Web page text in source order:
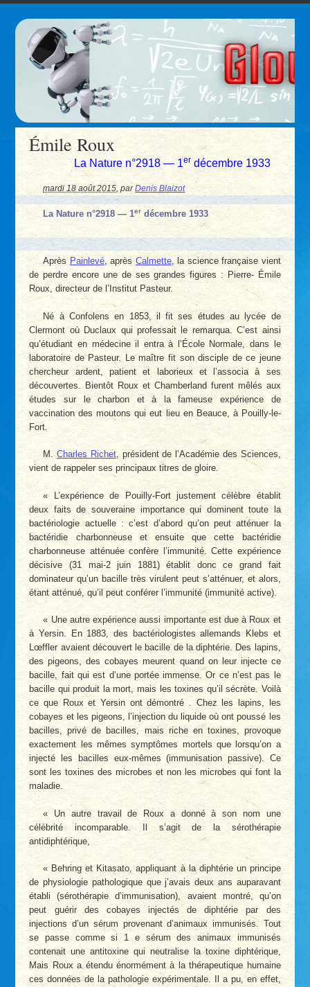
Émile Roux
La Nature n°2918 — 1erdécembre 1933
mardi 18 août 2015,parDenis Blaizot
La Nature n°2918 — 1er décembre 1933
AprèsPainlevé, aprèsCalmette, la science française vient
de perdre encore une de ses grandes figures : Pierre- Émile
Roux, directeur de l’Institut Pasteur.
Né à Confolens en 1853, il fit ses études au lycée de
Clermont où Duclaux qui professait le remarqua. C’est ainsi
qu’étudiant en médecine il entra à l’École Normale, dans le
laboratoire de Pasteur. Le maître fit son disciple de ce jeune
chercheur ardent, patient et laborieux et l’associa à ses
découvertes. Bientôt Roux et Chamberland furent mêlés aux
études sur le charbon et à la fameuse expérience de
vaccination des moutons qui eut lieu en Beauce, à Pouilly-le-
Fort.
M.Charles Richet, président de l’Académie des Sciences,
vient de rappeler ses principaux titres de gloire.
« L’expérience de Pouilly-Fort justement célèbre établit
deux faits de souveraine importance qui dominent toute la
bactériologie actuelle : c’est d’abord qu’on peut atténuer la
bactéridie charbonneuse et ensuite que cette bactéridie
charbonneuse atténuée confère l’immunité. Cette expérience
décisive (31 mai-2 juin 1881) établit donc ce grand fait
dominateur qu’un bacille très virulent peut s’atténuer, et alors,
étant atténué, qu’il peut conférer l’immunité (immunité active).
« Une autre expérience aussi importante est due à Roux et
à Yersin. En 1883, des bactériologistes allemands Klebs et
Lœffler avaient découvert le bacille de la diphtérie. Des lapins,
des pigeons, des cobayes meurent quand on leur injecte ce
bacille, fait qui est d’une portée immense. Or ce n’est pas le
bacille qui produit la mort, mais les toxines qu’il sécrète. Voilà
ce que Roux et Yersin ont démontré . Chez les lapins, les
cobayes et les pigeons, l’injection du liquide où ont poussé les
bacilles, privé de bacilles, mais riche en toxines, provoque
exactement les mêmes symptômes mortels que lorsqu’on a
injecté les bacilles eux-mêmes (immunisation passive). Ce
sont les toxines des microbes et non les microbes qui font la
maladie.
« Un autre travail de Roux a donné à son nom une
célébrité incomparable. Il s’agit de la sérothérapie
antidiphtérique,
« Behring et Kitasato, appliquant à la diphtérie un principe
de physiologie pathologique que j’avais deux ans auparavant
établi (sérothérapie d’immunisation), avaient montré, qu’on
peut guérir des cobayes injectés de diphtérie par des
injections d’un sérum provenant d’animaux immunisés. Tout
se passe comme si 1 e sérum des animaux immunisés
contenait une antitoxine qui neutralise la toxine diphtérique,
Mais Roux a étendu énormément à la thérapeutique humaine
ces données de la pathologie expérimentale. Il a pu, en effet,